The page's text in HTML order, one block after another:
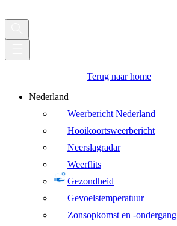
Terug naar home
Nederland
Weerbericht Nederland
Hooikoortsweerbericht
Neerslagradar
Weerflits
Gezondheid
Gevoelstemperatuur
Zonsopkomst en -ondergang